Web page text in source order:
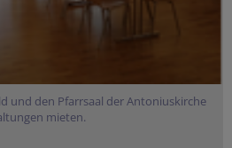
und den Pfarrsaal der Antoniuskirche
mieten.